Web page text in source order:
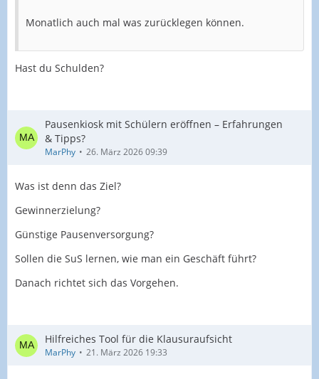
Monatlich auch mal was zurücklegen können.
Hast du Schulden?
Pausenkiosk mit Schülern eröffnen – Erfahrungen
& Tipps?
MarPhy 26. März 2026 09:39
Was ist denn das Ziel?
Gewinnerzielung?
Günstige Pausenversorgung?
Sollen die SuS lernen, wie man ein Geschäft führt?
Danach richtet sich das Vorgehen.
Hilfreiches Tool für die Klausuraufsicht
MarPhy 21. März 2026 19:33